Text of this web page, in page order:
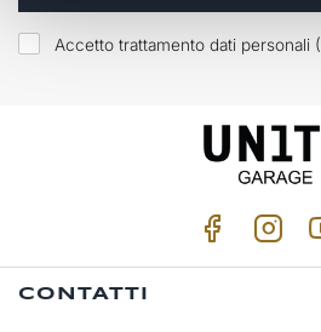
Accetto trattamento dati personali (
CONTATTI